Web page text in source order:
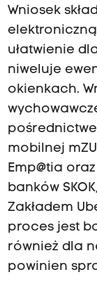
Wniosek
ułatwienie
niweluje
okienkach.
mobilnej
Emp@tia
banków
Zakładem
proces jest
również dla
powinien